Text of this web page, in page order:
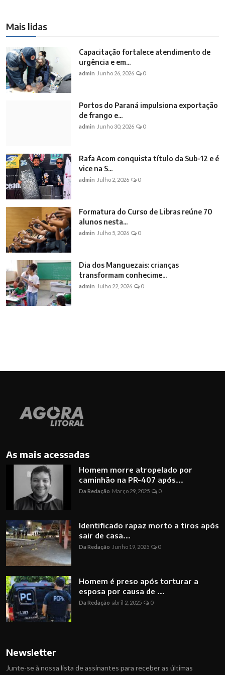
Mais lidas
Capacitação fortalece atendimento de
urgência e em...
admin Junho 26, 2026 0
Portos do Paraná impulsiona exportação
de frango e...
admin Junho 30, 2026 0
Rafa Acom conquista título da Sub-12 e é
vice na S...
admin Julho 2, 2026 0
Formatura do Curso de Libras reúne 70
alunos nesta...
admin Julho 5, 2026 0
Dia dos Manguezais: crianças
transformam conhecime...
admin Julho 22, 2026 0
As mais acessadas
Homem morre atropelado por
caminhão na PR-407 após...
Da Redação Março 29, 2025 0
Identificado rapaz morto a tiros após
sair de casa...
Da Redação Junho 19, 2025 0
Homem é preso após torturar a
esposa por causa de ...
Da Redação abril 2, 2025 0
Newsletter
Junte-se à nossa lista de assinantes para receber as últimas